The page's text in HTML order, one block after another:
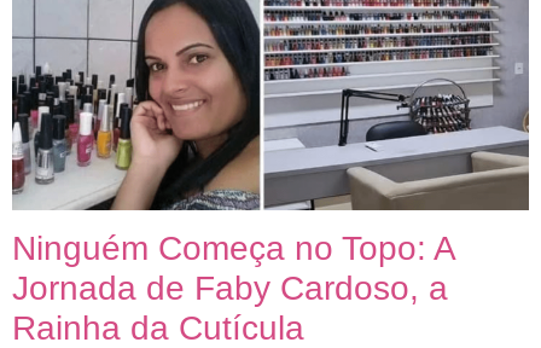
Ninguém Começa no Topo: A
Jornada de Faby Cardoso, a
Rainha da Cutícula